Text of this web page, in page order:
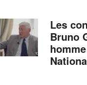
Les
Bruno